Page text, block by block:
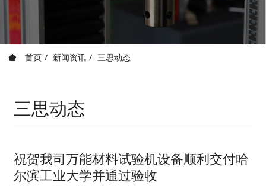
首页 新闻资讯 三思动态
三思动态
祝贺我司万能材料试验机设备顺利交付哈
尔滨工业大学并通过验收